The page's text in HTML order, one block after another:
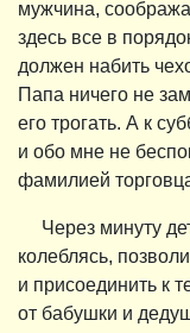
мужчина,
здесь все в
должен набить
Папа ничего не
его трогать. А к
и обо мне не
фамилией
Через минуту
колеблясь,
и присоединить к
от бабушки и